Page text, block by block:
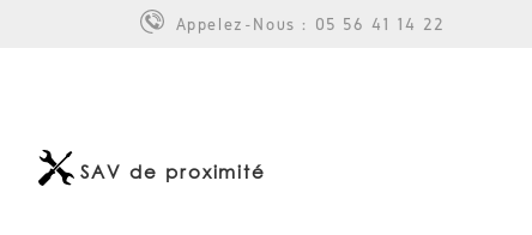
Appelez-Nous : 05 56 41 14 22
SAV de proximité